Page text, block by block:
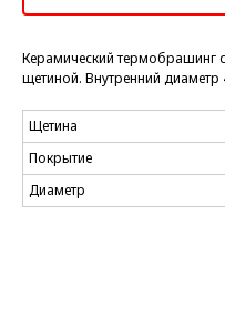
Керамический термобрашинг
щетиной. Внутренний
Щетина
Покрытие
Диаметр